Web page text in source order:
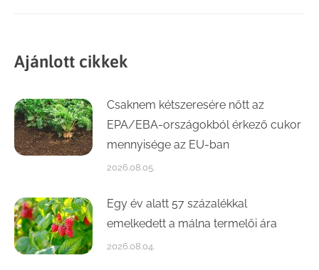
Ajánlott cikkek
Csaknem kétszeresére nőtt az
EPA/EBA-országokból érkező cukor
mennyisége az EU-ban
2026.08.05.
Egy év alatt 57 százalékkal
emelkedett a málna termelői ára
2026.08.04.